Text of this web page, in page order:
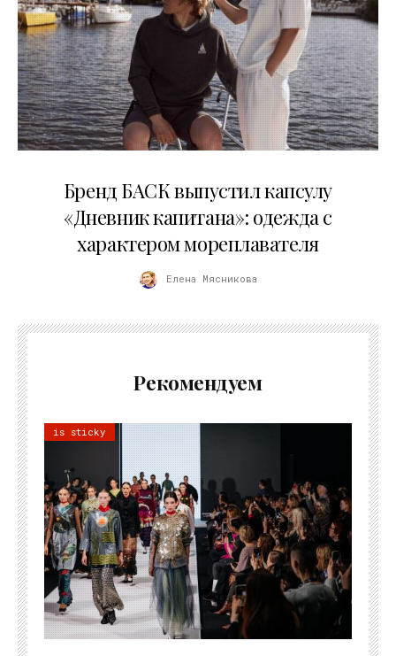
Бренд БАСК выпустил капсулу
«Дневник капитана»: одежда с
характером мореплавателя
Елена Мясникова
Рекомендуем
is sticky